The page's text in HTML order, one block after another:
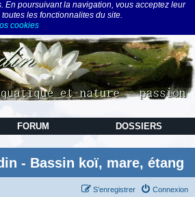
En poursuivant la navigation, vous acceptez leur
les fonctionnalites du site.
cookies
FORUM DOSSIERS
- Bassin koï, mare, étang
Connexion
S’enregistrer